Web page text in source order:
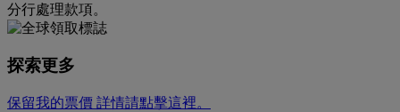
分行處理款項。
探索更多
保留我的票價 詳情請點擊這裡。